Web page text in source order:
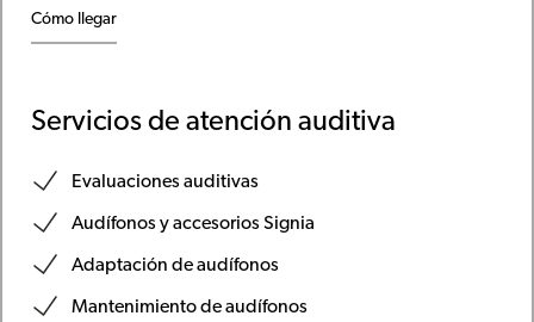
Cómo llegar
Servicios de atención auditiva
Evaluaciones auditivas
Audífonos y accesorios Signia
Adaptación de audífonos
Mantenimiento de audífonos